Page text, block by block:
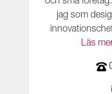
jag som
Läs